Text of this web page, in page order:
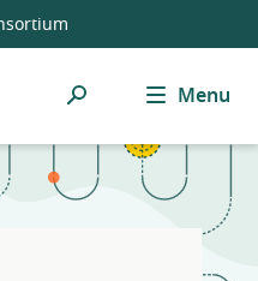
Ricerca Menu
Resource